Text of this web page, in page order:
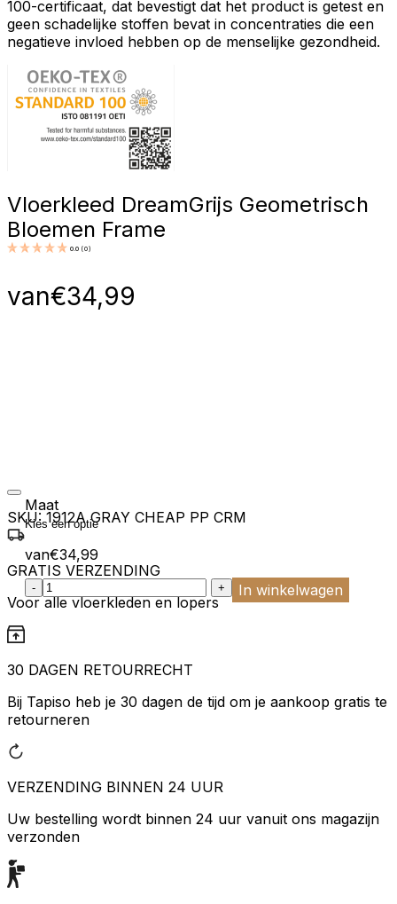
100-certificaat, dat bevestigt dat het product is getest en
geen schadelijke stoffen bevat in concentraties die een
negatieve invloed hebben op de menselijke gezondheid.
Vloerkleed DreamGrijs Geometrisch
Bloemen Frame
0.0 (0)
van€34,99
Maat
van€34,99
:product_name quantity
- + In winkelwagen
SKU: 1912A GRAY CHEAP PP CRM
GRATIS VERZENDING
Voor alle vloerkleden en lopers
30 DAGEN RETOURRECHT
Bij Tapiso heb je 30 dagen de tijd om je aankoop gratis te
retourneren
VERZENDING BINNEN 24 UUR
Uw bestelling wordt binnen 24 uur vanuit ons magazijn
verzonden